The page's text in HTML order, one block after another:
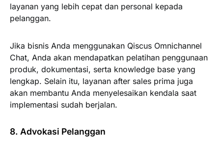
layanan yang lebih cepat dan personal kepada
pelanggan.
Jika bisnis Anda menggunakan Qiscus Omnichannel
Chat, Anda akan mendapatkan pelatihan penggunaan
produk, dokumentasi, serta knowledge base yang
lengkap. Selain itu, layanan after sales prima juga
akan membantu Anda menyelesaikan kendala saat
implementasi sudah berjalan.
8. Advokasi Pelanggan